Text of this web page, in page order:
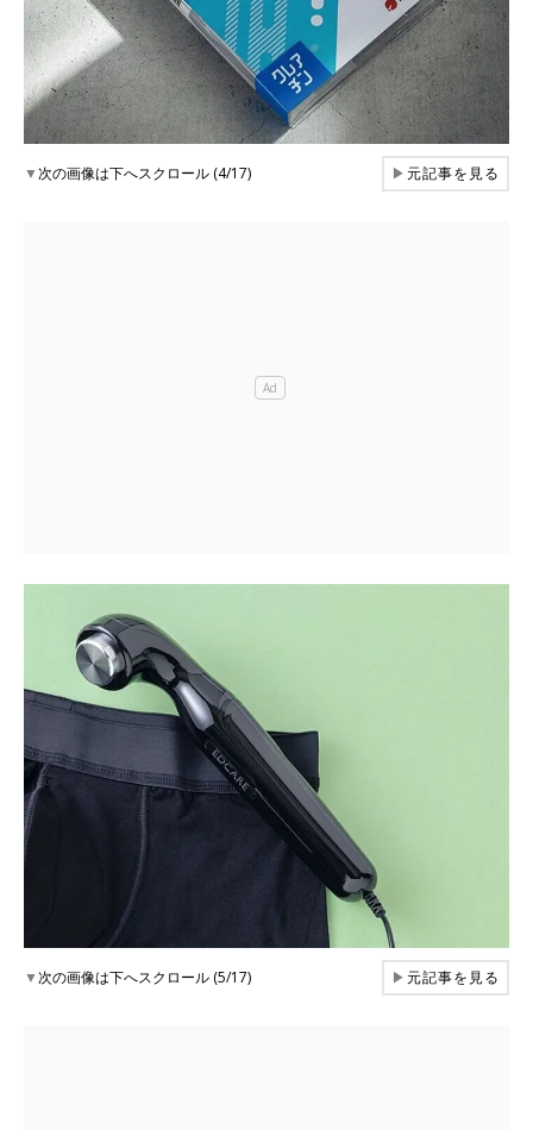
▼次の画像は下へスクロール (4/17) ▶元記事を見る
▼次の画像は下へスクロール (5/17) ▶元記事を見る